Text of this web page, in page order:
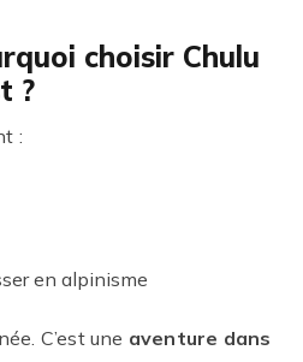
choisir Chulu
?
:
en alpinisme
C’est une aventure dans